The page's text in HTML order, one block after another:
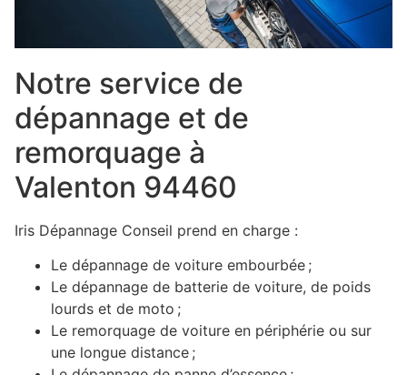
Notre service de
dépannage et de
remorquage à
Valenton 94460
Iris Dépannage Conseil prend en charge :
Le dépannage de voiture embourbée ;
Le dépannage de batterie de voiture, de poids
lourds et de moto ;
Le remorquage de voiture en périphérie ou sur
une longue distance ;